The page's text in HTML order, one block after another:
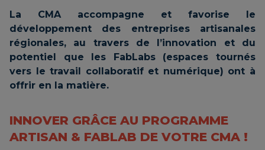
La CMA accompagne et favorise le
développement des entreprises artisanales
régionales, au travers de l’innovation et du
potentiel que les FabLabs (espaces tournés
vers le travail collaboratif et numérique) ont à
offrir en la matière.
INNOVER GRÂCE AU PROGRAMME
ARTISAN & FABLAB DE VOTRE CMA !